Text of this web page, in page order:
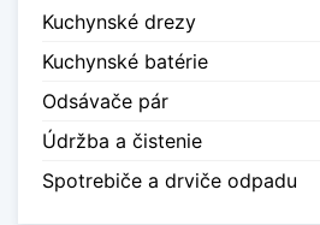
Kuchynské drezy
Kuchynské batérie
Odsávače pár
Údržba a čistenie
Spotrebiče a drviče odpadu